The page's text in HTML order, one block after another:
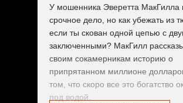
У мошенника Эверетта МакГилла
срочное дело, но как убежать из
если ты скован одной цепью с
заключенными? МакГилл
своим сокамерникам историю о
припрятанном миллионе
том, что скоро все это богатство
под водой.